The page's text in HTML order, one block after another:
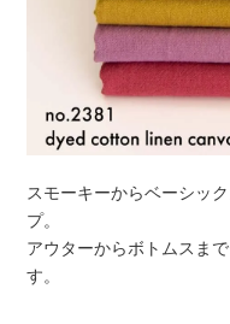
スモーキーからベーシッ
プ。
アウターからボトムスま
す。